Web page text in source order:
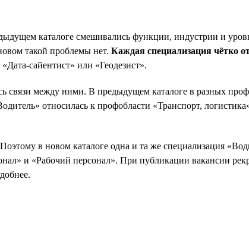
каталоге смешивались функции, индустрии и
такой проблемы нет. Каждая специализация чётко
сайентист» или «Геодезист».
между ними. В предыдущем каталоге в разных
относилась к профобласти «Транспорт,
в новом каталоге одна и та же специализация
и «Рабочий персонал». При публикации вакансии